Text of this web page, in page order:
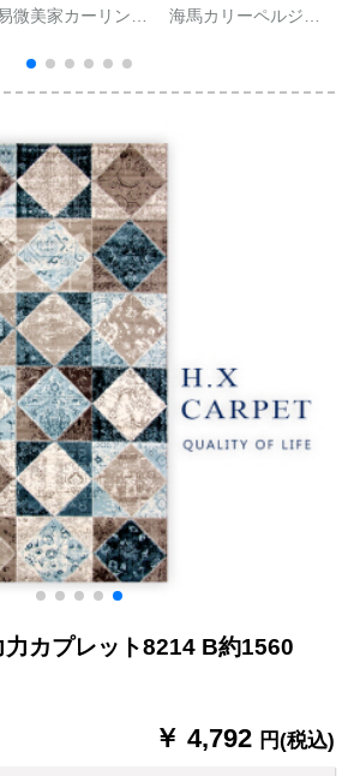
微美家カーリング
カジ数寝室回廊は、
関の玄関の畳を出
海馬カリーペルジ洋
19007/H 1099 J
力カプレット8214 B約1560
￥ 4,792 円(税込)